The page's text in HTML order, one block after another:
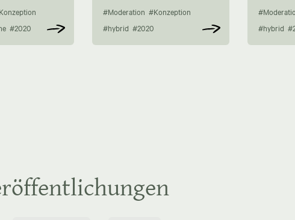
#2020
#Moderation #Konzeption
#hybrid #2020
#hybrid